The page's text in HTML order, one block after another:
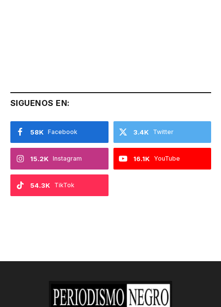
SIGUENOS EN:
Facebook
58K Twitter
3.4K
Instagram
15.2K YouTube
16.1K
TikTok
54.3K